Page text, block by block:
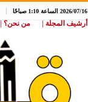
2026/07/16 الساعة 1:10 صباحًا
أرشيف المجلة | من نحن؟ |